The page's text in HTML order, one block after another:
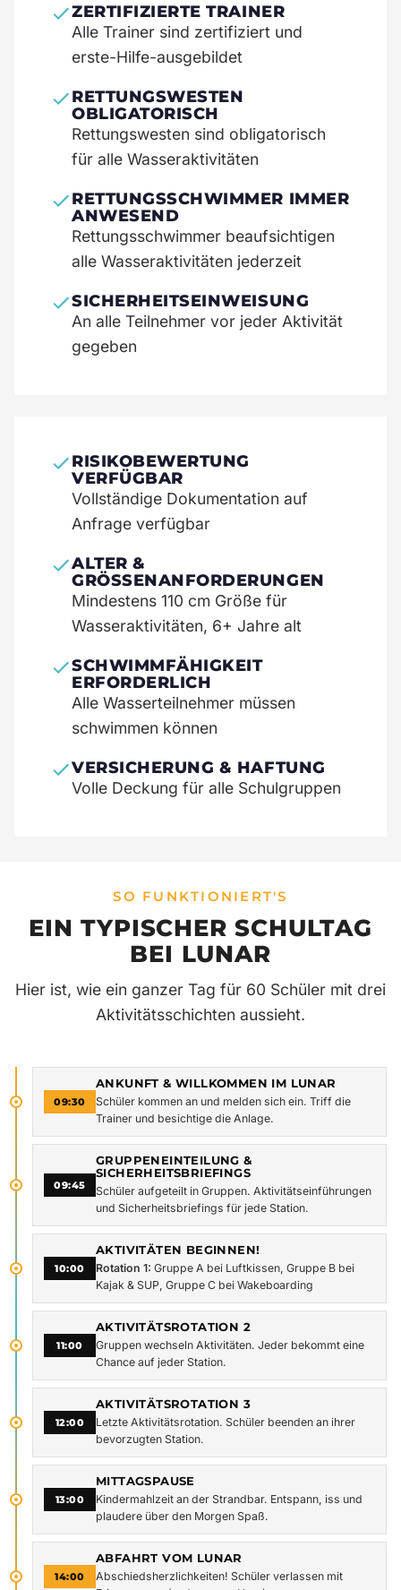
ZERTIFIZIERTE TRAINER
Alle Trainer sind zertifiziert und
erste-Hilfe-ausgebildet
RETTUNGSWESTEN
OBLIGATORISCH
Rettungswesten sind obligatorisch
für alle Wasseraktivitäten
RETTUNGSSCHWIMMER IMMER
ANWESEND
Rettungsschwimmer beaufsichtigen
alle Wasseraktivitäten jederzeit
SICHERHEITSEINWEISUNG
An alle Teilnehmer vor jeder Aktivität
gegeben
RISIKOBEWERTUNG
VERFÜGBAR
Vollständige Dokumentation auf
Anfrage verfügbar
ALTER &
GRÖSSENANFORDERUNGEN
Mindestens 110 cm Größe für
Wasseraktivitäten, 6+ Jahre alt
SCHWIMMFÄHIGKEIT
ERFORDERLICH
Alle Wasserteilnehmer müssen
schwimmen können
VERSICHERUNG & HAFTUNG
Volle Deckung für alle Schulgruppen
SO FUNKTIONIERT'S
EIN TYPISCHER SCHULTAG
BEI LUNAR
Hier ist, wie ein ganzer Tag für 60 Schüler mit drei
Aktivitätsschichten aussieht.
09:30
ANKUNFT & WILLKOMMEN IM LUNAR
Schüler kommen an und melden sich ein. Triff die
Trainer und besichtige die Anlage.
09:45
GRUPPENEINTEILUNG &
SICHERHEITSBRIEFINGS
Schüler aufgeteilt in Gruppen. Aktivitätseinführungen
und Sicherheitsbriefings für jede Station.
10:00
AKTIVITÄTEN BEGINNEN!
Rotation 1: Gruppe A bei Luftkissen, Gruppe B bei
Kajak & SUP, Gruppe C bei Wakeboarding
11:00
AKTIVITÄTSROTATION 2
Gruppen wechseln Aktivitäten. Jeder bekommt eine
Chance auf jeder Station.
12:00
AKTIVITÄTSROTATION 3
Letzte Aktivitätsrotation. Schüler beenden an ihrer
bevorzugten Station.
13:00
MITTAGSPAUSE
Kindermahlzeit an der Strandbar. Entspann, iss und
plaudere über den Morgen Spaß.
14:00
ABFAHRT VOM LUNAR
Abschiedsherzlichkeiten! Schüler verlassen mit